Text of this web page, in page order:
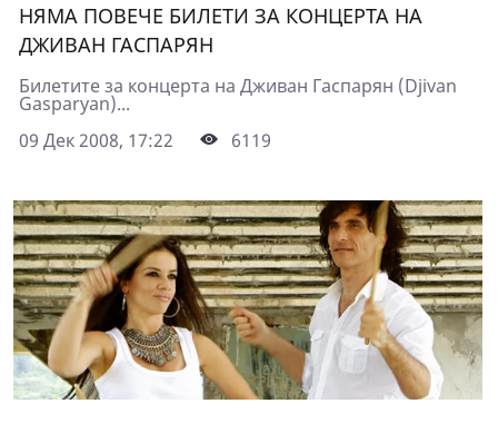
НЯМА ПОВЕЧЕ БИЛЕТИ ЗА КОНЦЕРТА НА
ДЖИВАН ГАСПАРЯН
Билетите за концерта на Дживан Гаспарян (Djivan
Gasparyan)...
09 Дек 2008, 17:22
6119